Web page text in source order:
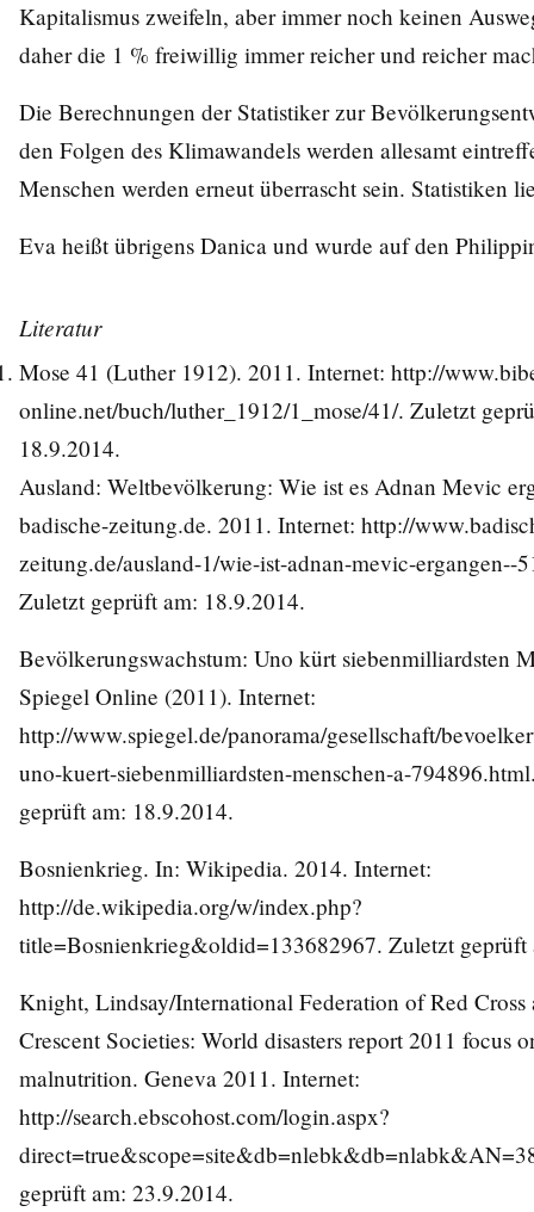
Kapitalismus zweifeln, aber immer noch keinen
daher die 1 % freiwillig immer reicher und reicher
Die Berechnungen der Statistiker zur
den Folgen des Klimawandels werden allesamt
Menschen werden erneut überrascht sein. Statistiken
Eva heißt übrigens Danica und wurde auf den
Literatur
Mose 41 (Luther 1912). 2011. Internet: http://
online.net/buch/luther_1912/1_mose/41/. Zuletzt
18.9.2014.
Ausland: Weltbevölkerung: Wie ist es Adnan Mevic
badische-zeitung.de. 2011. Internet: http://
zeitung.de/ausland-1/wie-ist-adnan-mevic-ergangen--
Zuletzt geprüft am: 18.9.2014.
Bevölkerungswachstum: Uno kürt siebenmilliardsten
Spiegel Online (2011). Internet:
http://www.spiegel.de/panorama/gesellschaft/
uno-kuert-siebenmilliardsten-menschen-a-794896.html
geprüft am: 18.9.2014.
Bosnienkrieg. In: Wikipedia. 2014. Internet:
http://de.wikipedia.org/w/index.php?
title=Bosnienkrieg&oldid=133682967. Zuletzt
Knight, Lindsay/International Federation of Red Cross
Crescent Societies: World disasters report 2011 focus
malnutrition. Geneva 2011. Internet:
http://search.ebscohost.com/login.aspx?
geprüft am: 23.9.2014.